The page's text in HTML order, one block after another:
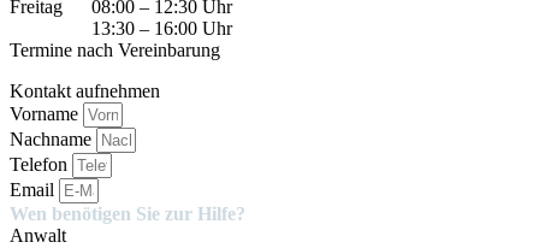
Freitag 08:00 – 12:30 Uhr
13:30 – 16:00 Uhr
Termine nach Vereinbarung
Kontakt aufnehmen
Vorname
Nachname
Telefon
Email
Wen benötigen Sie zur Hilfe?
Anwalt